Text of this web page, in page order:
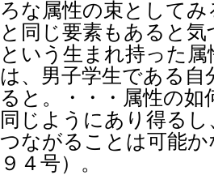
ろな属性の束として
と同じ要素もあると
という生まれ持った
は、男子学生である
ると。・・・属性の
同じようにあり得る
つながることは可能
９４号）。